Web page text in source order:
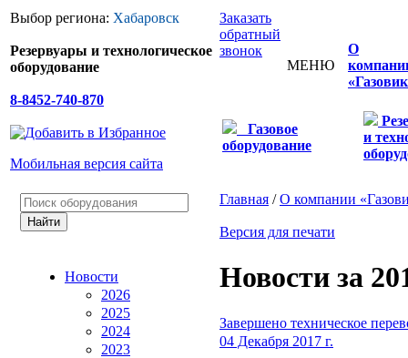
Выбор региона: Хабаровск
Резервуары и технологическое
оборудование
8-8452-740-870
Мобильная версия сайта
Заказать
обратный
звонок
МЕНЮ
О
Газовое
оборудование
и
Новости
2026
2025
2024
2023
Главная /О компании
Версия для печати
Новости за
Завершено техническое
04 Декабря 2017 г.